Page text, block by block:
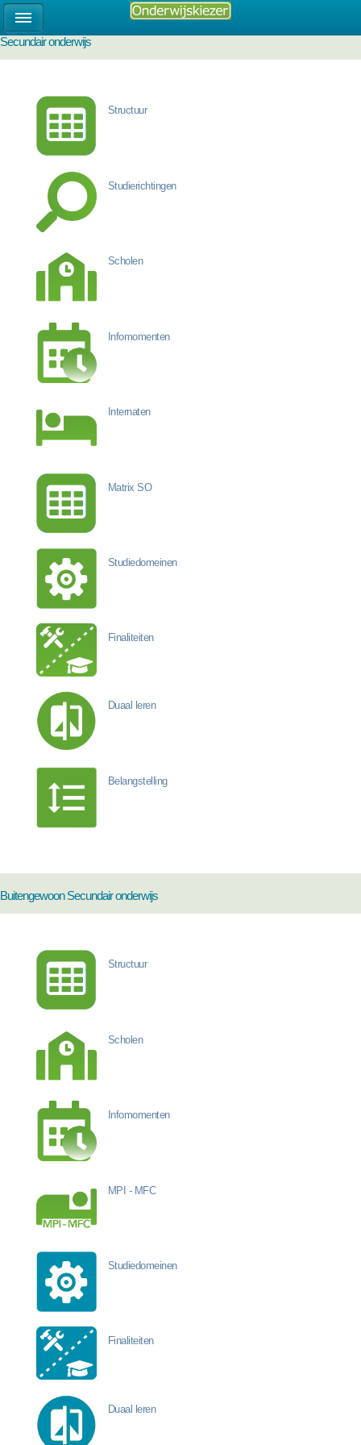
Secundair onderwijs
Structuur
Studierichtingen
Scholen
Infomomenten
Internaten
Matrix SO
Studiedomeinen
Finaliteiten
Duaal leren
Belangstelling
Buitengewoon Secundair onderwijs
Structuur
Scholen
Infomomenten
MPI - MFC
Studiedomeinen
Finaliteiten
Duaal leren